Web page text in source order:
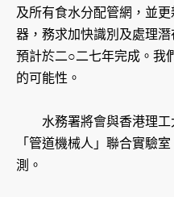
及所有食水分配管網，並
器，務求加快識別及處理
預計於二○二七年完成。我
的可能性。
水務署將會與香港理工
「管道機械人」聯合實驗
測。